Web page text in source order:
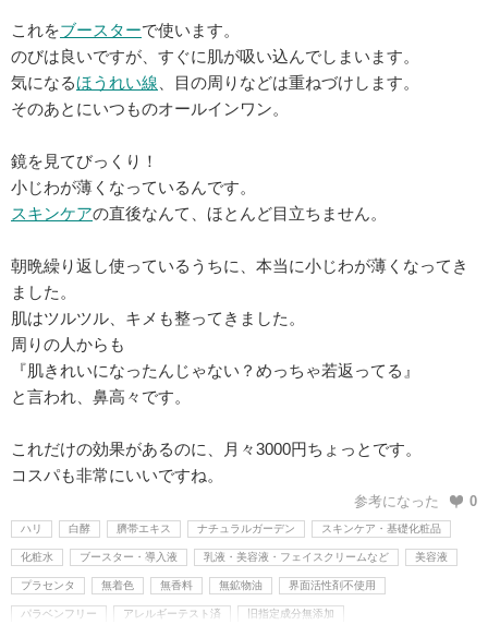
これをブースターで使います。
のびは良いですが、すぐに肌が吸い込んでしまいます。
気になるほうれい線 、目の周りなどは重ねづけします。
そのあとにいつものオールインワン。
鏡を見てびっくり！
小じわが薄くなっているんです。
スキンケアの直後なんて、ほとんど目立ちません。
朝晩繰り返し使っているうちに、本当に小じわが薄くなってき
ました。
肌はツルツル、キメも整ってきました。
周りの人からも
『肌きれいになったんじゃない？めっちゃ若返ってる』
と言われ、鼻高々です。
これだけの効果があるのに、月々3000円ちょっとです。
コスパも非常にいいですね。
参考になった 0
ハリ 白酵 臍帯エキス ナチュラルガーデン スキンケア・基礎化粧品
化粧水 ブースター・導入液 乳液・美容液・フェイスクリームなど 美容液
プラセンタ 無着色 無香料 無鉱物油 界面活性剤不使用
パラベンフリー アレルギーテスト済 旧指定成分無添加